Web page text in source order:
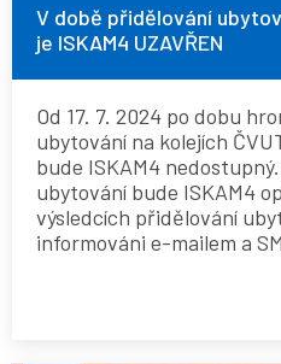
ISKAM4
UZAVŘEN
V době přidělování
je ISKAM4 UZAVŘEN
Od 17. 7. 2024 po dobu
ubytování na kolejích
bude ISKAM4
ubytování bude ISKAM4
výsledcích přidělování
informováni e-mailem a